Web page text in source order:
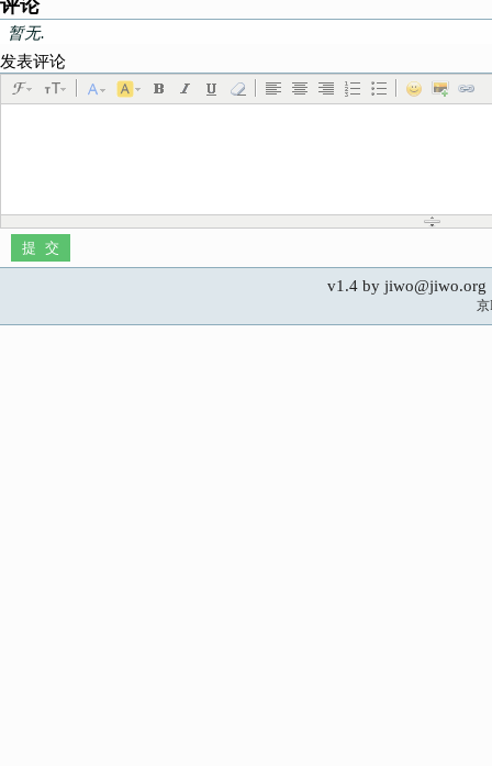
评论
暂无.
发表评论
v1.4 by
京